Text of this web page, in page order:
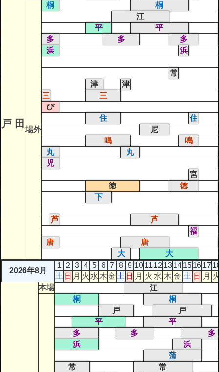
戸 田 場外
桐
桐
江
平
平
多
多 多
浜
浜
常
津
津
三
三
び
住
住
尼
鳴
鳴
丸
丸
児
宮
徳
徳
下
芦
芦
福
唐
唐
大
大
2026年8月
1 2 3 4 5 6 7 8 9 1011 12 1314151617
土 日 月 火 水 木金 土 日 月 火 水 木 金 土 日 月
本場 江
桐
桐
戸
戸
平
平
多
多
多
浜
浜
蒲
常
常